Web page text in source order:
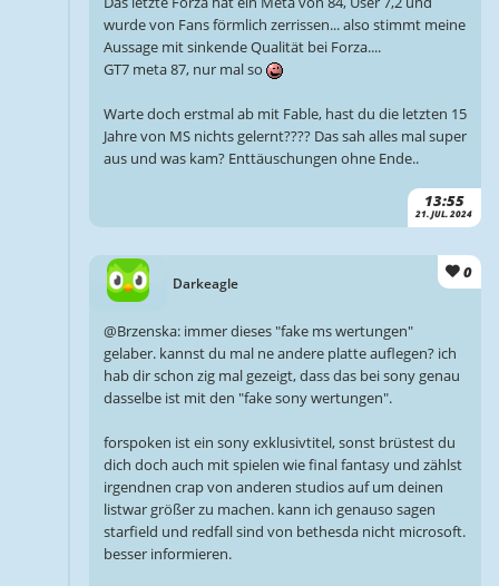
13:55
21. JUL. 2024
wurde von Fans förmlich zerrissen... also stimmt meine
Aussage mit sinkende Qualität bei Forza....
GT7 meta 87, nur mal so
Warte doch erstmal ab mit Fable, hast du die letzten 15
Jahre von MS nichts gelernt???? Das sah alles mal super
aus und was kam? Enttäuschungen ohne Ende..
Darkeagle
0
@Brzenska: immer dieses "fake ms wertungen"
gelaber. kannst du mal ne andere platte auflegen? ich
hab dir schon zig mal gezeigt, dass das bei sony genau
dasselbe ist mit den "fake sony wertungen".
forspoken ist ein sony exklusivtitel, sonst brüstest du
dich doch auch mit spielen wie final fantasy und zählst
irgendnen crap von anderen studios auf um deinen
listwar größer zu machen. kann ich genauso sagen
starfield und redfall sind von bethesda nicht microsoft.
besser informieren.